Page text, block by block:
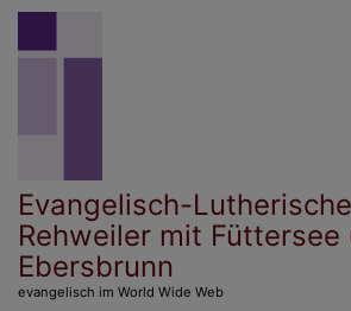
Direkt
Evangelisch-
Rehweiler mit Füttersee
Ebersbrunn
evangelisch im World Wide Web